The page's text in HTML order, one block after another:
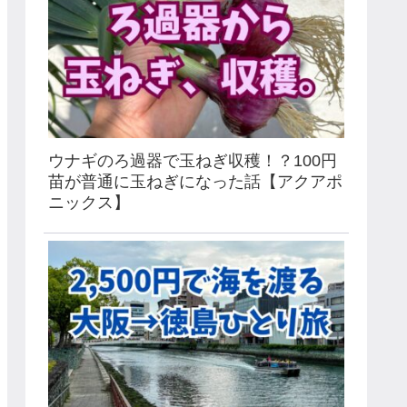
ウナギのろ過器で玉ねぎ収穫！？100円
苗が普通に玉ねぎになった話【アクアポ
ニックス】